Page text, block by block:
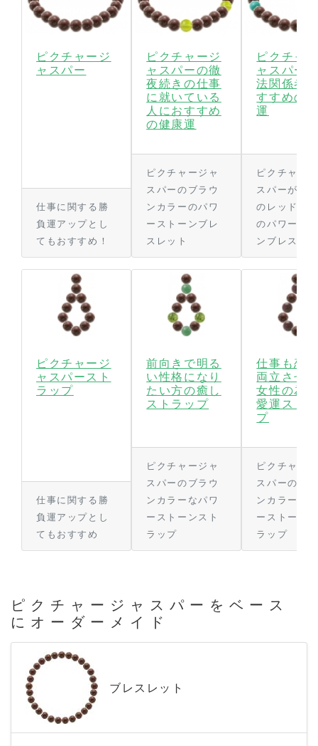
ピクチャージ
ャスパー
仕事に関する勝
負運アップとし
てもおすすめ！
ピクチャージ
ャスパーの徹
夜続きの仕事
に就いている
人におすすめ
の健康運
ピクチャージャ
スパーのブラウ
ンカラーのパワ
ーストーンブレ
スレット
ピクチャ
ャスパー
法関係者
すすめの
運
ピクチャー
スパーがベ
のレッドカ
のパワース
ンブレスレ
ピクチャージ
ャスパースト
ラップ
仕事に関する勝
負運アップとし
てもおすすめ
前向きで明る
い性格になり
たい方の癒し
ストラップ
ピクチャージャ
スパーのブラウ
ンカラーなパワ
ーストーンスト
ラップ
仕事も恋
両立させ
女性の為
愛運スト
プ
ピクチャー
スパーのブ
ンカラーの
ーストーン
ラップ
ピクチャージャスパーをベース
に オーダーメイド
ブレスレット